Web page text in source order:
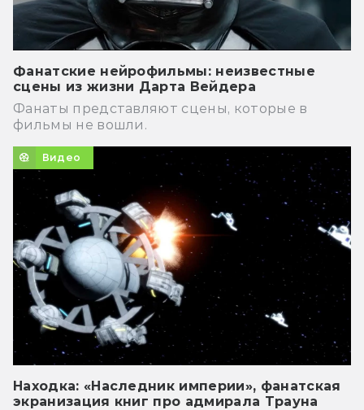
Фанатские нейрофильмы: неизвестные
сцены из жизни Дарта Вейдера
Фанаты представляют сцены, которые в
фильмы не вошли.
Видео
Находка: «Наследник империи», фанатская
экранизация книг про адмирала Трауна